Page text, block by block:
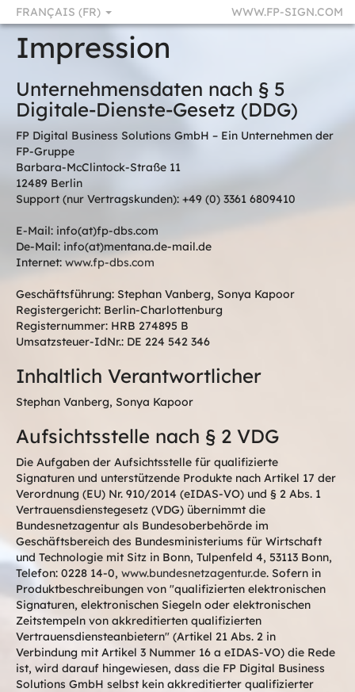
FRANÇAIS (FR) WWW.FP-SIGN.COM
Impression
Unternehmensdaten nach § 5
Digitale-Dienste-Gesetz (DDG)
FP Digital Business Solutions GmbH – Ein Unternehmen der
FP-Gruppe
Barbara-McClintock-Straße 11
12489 Berlin
Support (nur Vertragskunden): +49 (0) 3361 6809410
E-Mail: info(at)fp-dbs.com
De-Mail: info(at)mentana.de-mail.de
Internet: www.fp-dbs.com
Geschäftsführung: Stephan Vanberg, Sonya Kapoor
Registergericht: Berlin-Charlottenburg
Registernummer: HRB 274895 B
Umsatzsteuer-IdNr.: DE 224 542 346
Inhaltlich Verantwortlicher
Stephan Vanberg, Sonya Kapoor
Aufsichtsstelle nach § 2 VDG
Die Aufgaben der Aufsichtsstelle für qualifizierte
Signaturen und unterstützende Produkte nach Artikel 17 der
Verordnung (EU) Nr. 910/2014 (eIDAS-VO) und § 2 Abs. 1
Vertrauensdienstegesetz (VDG) übernimmt die
Bundesnetzagentur als Bundesoberbehörde im
Geschäftsbereich des Bundesministeriums für Wirtschaft
und Technologie mit Sitz in Bonn, Tulpenfeld 4, 53113 Bonn,
Telefon: 0228 14-0, www.bundesnetzagentur.de. Sofern in
Produktbeschreibungen von "qualifizierten elektronischen
Signaturen, elektronischen Siegeln oder elektronischen
Zeitstempeln von akkreditierten qualifizierten
Vertrauensdiensteanbietern" (Artikel 21 Abs. 2 in
Verbindung mit Artikel 3 Nummer 16 a eIDAS-VO) die Rede
ist, wird darauf hingewiesen, dass die FP Digital Business
Solutions GmbH selbst kein akkreditierter qualifizierter